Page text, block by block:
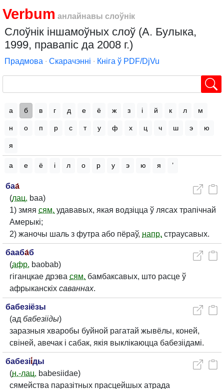
Verbum анлайнавы слоўнік
Слоўнік іншамоўных слоў (А. Булыка,
1999, правапіс да 2008 г.)
Прадмова ∙ Скарачэнні ∙ Кніга ў PDF/DjVu
а б в г д е ё ж з і й к л м
н о п р с т у ф х ц ч ш э ю
я
а е ё і л о р у э ю я ’
баа́
(лац. baa)
1) змяя сям. удававых, якая водзіцца ў лясах трапічнай
Амерыкі;
2) жаночы шаль з футра або пёраў, напр. страусавых.
бааба́б
(афр. baobab)
гіганцкае дрэва сям. бамбаксавых, што расце ў
афрыканскіх саваннах.
бабезіёзы
(ад бабезііды)
заразныя хваробы буйной рагатай жывёлы, коней,
свіней, авечак і сабак, якія выклікаюцца бабезіідамі.
бабезіі́ды
(н.-лац. babesiidae)
сямейства паразітных прасцейшых атрада